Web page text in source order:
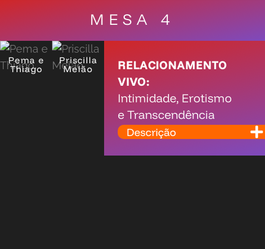
MESA 4
Pema e
Thiago
Priscilla
Melão
RELACIONAMENTO
VIVO:
Intimidade, Erotismo
e Transcendência
Descrição